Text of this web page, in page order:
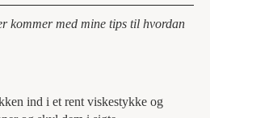
kommer med mine tips til hvordan
ind i et rent viskestykke og